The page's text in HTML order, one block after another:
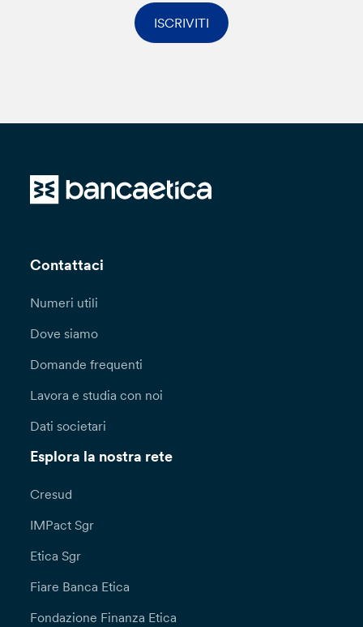
ISCRIVITI
Contattaci
Numeri utili
Dove siamo
Domande frequenti
Lavora e studia con noi
Dati societari
Esplora la nostra rete
Cresud
IMPact Sgr
Etica Sgr
Fiare Banca Etica
Fondazione Finanza Etica